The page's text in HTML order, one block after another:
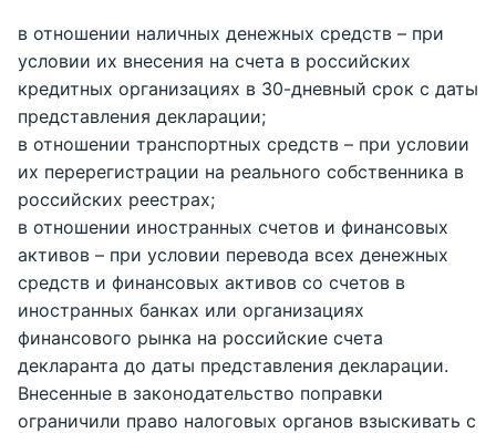
в отношении наличных денежных средств – при
условии их внесения на счета в российских
кредитных организациях в 30-дневный срок с даты
представления декларации;
в отношении транспортных средств – при условии
их перерегистрации на реального собственника в
российских реестрах;
в отношении иностранных счетов и финансовых
активов – при условии перевода всех денежных
средств и финансовых активов со счетов в
иностранных банках или организациях
финансового рынка на российские счета
декларанта до даты представления декларации.
Внесенные в законодательство поправки
ограничили право налоговых органов взыскивать с